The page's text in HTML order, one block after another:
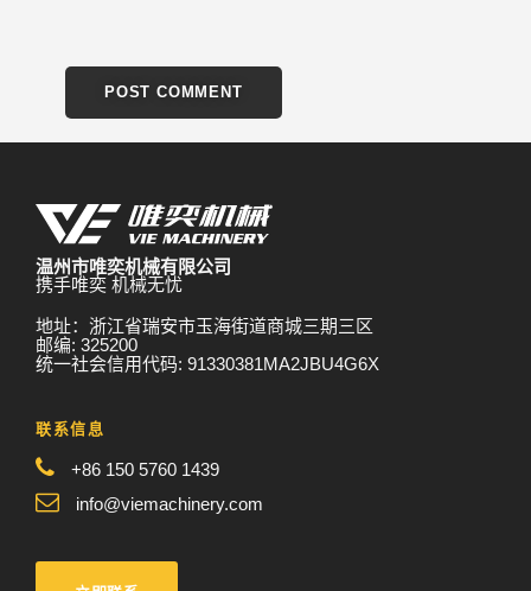
温州市唯奕机械有限公司
携手唯奕 机械无忧
地址：浙江省瑞安市玉海街道商城三期三区
邮编: 325200
统一社会信用代码: 91330381MA2JBU4G6X
联系信息
+86 150 5760 1439
info@viemachinery.com